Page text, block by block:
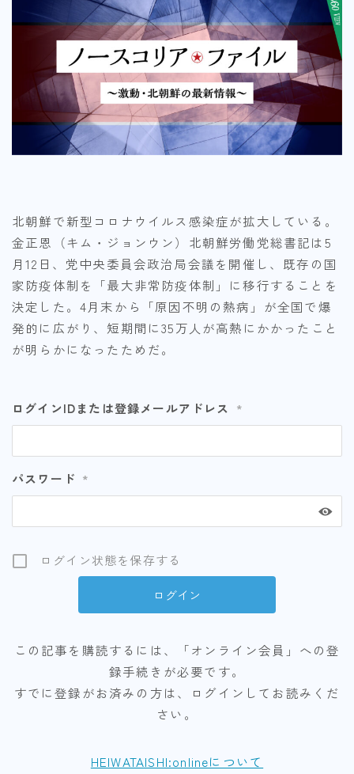
北朝鮮で新型コロナウイルス感染症が拡大している。
金正恩（キム・ジョンウン）北朝鮮労働党総書記は5
月12日、党中央委員会政治局会議を開催し、既存の国
家防疫体制を「最大非常防疫体制」に移行することを
決定した。4月末から「原因不明の熱病」が全国で爆
発的に広がり、短期間に35万人が高熱にかかったこと
が明らかになったためだ。
ログインIDまたは登録メールアドレス *
パスワード *
ログイン状態を保存する
この記事を購読するには、「オンライン会員」への登
録手続きが必要です。
すでに登録がお済みの方は、ログインしてお読みくだ
さい。
HEIWATAISHI:onlineについて